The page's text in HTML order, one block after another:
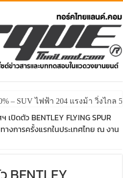
HAVAL H6 ปรับโฉมหน้าใหม่
ฯ เปิดตัว BENTLEY FLYING SPUR
างการครั้งแรกในประเทศไทย ณ งาน